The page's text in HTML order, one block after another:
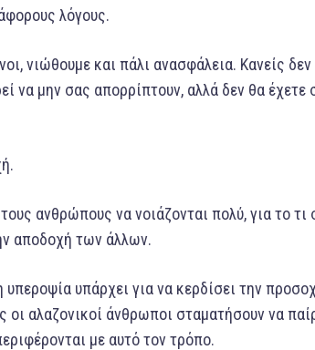
λόγους.
νιώθουμε και πάλι ανασφάλεια. Κανείς
να μην σας απορρίπτουν, αλλά δεν θα έχετε
ανθρώπους να νοιάζονται πολύ, για το τι
αποδοχή των άλλων.
υπάρχει για να κερδίσει την
οι αλαζονικοί άνθρωποι σταματήσουν να
με αυτό τον τρόπο.